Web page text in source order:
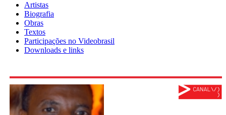
Artistas
Biografia
Obras
Textos
Participações no Videobrasil
Downloads e links